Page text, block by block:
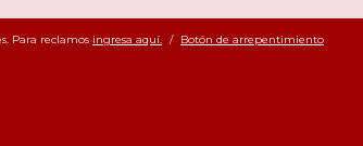
Para reclamos ingresa aquí. / Botón de arrepentimiento